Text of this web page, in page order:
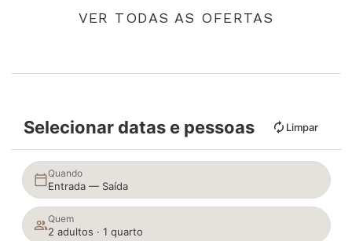
VER TODAS AS OFERTAS
Selecionar datas e pessoas Limpar
Quando
Entrada — Saída
Quem
2 adultos · 1 quarto